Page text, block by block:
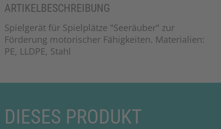
ARTIKELBESCHREIBUNG
Spielgerät für Spielplätze "Seeräuber" zur
Förderung motorischer Fähigkeiten. Materialien:
PE, LLDPE, Stahl
DIESES PRODUKT